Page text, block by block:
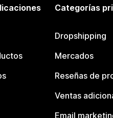
Categorías
Dropshipping
Mercados
Reseñas de
Ventas
Email